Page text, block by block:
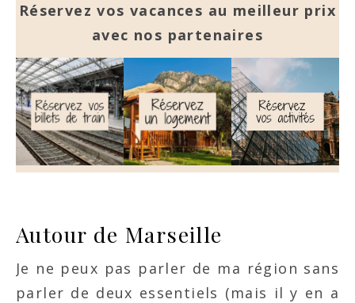
Réservez vos vacances au meilleur prix
avec nos partenaires
Autour de Marseille
Je ne peux pas parler de ma région sans
parler de deux essentiels (mais il y en a